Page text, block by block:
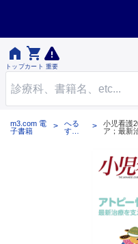

トップ

カート 重要
m3.com 電
子書籍
へる
す出
小児看護
ア；最新